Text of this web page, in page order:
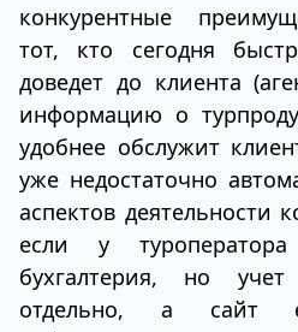
конкурентные
тот, кто сегодня
доведет до клиента
информацию о
удобнее обслужит
уже недостаточно
аспектов деятельности
если у туроператора
бухгалтерия, но учет
отдельно, а сайт